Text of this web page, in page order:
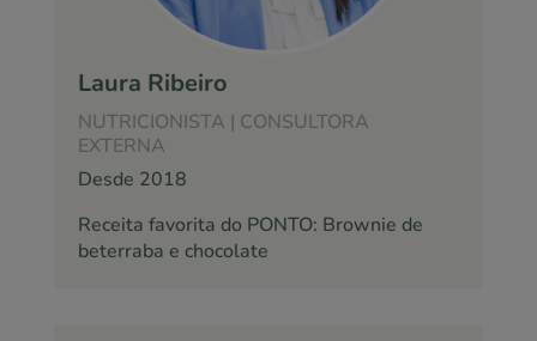
Laura Ribeiro
NUTRICIONISTA | CONSULTORA
EXTERNA
Desde 2018
Receita favorita do PONTO: Brownie de
beterraba e chocolate